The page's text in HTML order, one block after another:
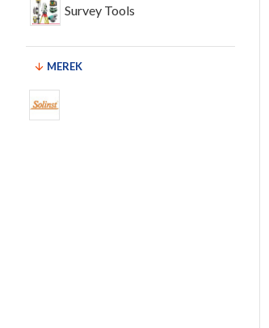
Survey Tools
MEREK